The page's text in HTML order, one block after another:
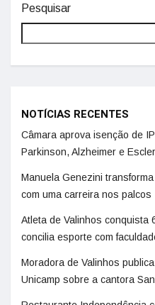
Pesquisar
NOTÍCIAS RECENTES
Câmara aprova isenção de
Parkinson, Alzheimer e
Manuela Genezini
com uma carreira nos palcos
Atleta de Valinhos conquista
concilia esporte com
Moradora de Valinhos
Unicamp sobre a cantora